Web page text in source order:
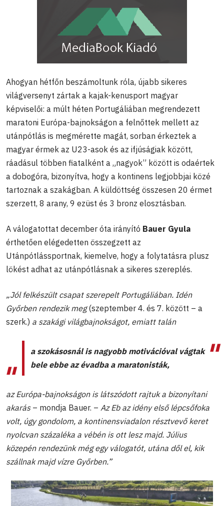
Ahogyan hétfőn beszámoltunk róla, újabb sikeres
világversenyt zártak a kajak-kenusport magyar
képviselői: a múlt héten Portugáliában megrendezett
maratoni Európa-bajnokságon a felnőttek mellett az
utánpótlás is megmérette magát, sorban érkeztek a
magyar érmek az U23-asok és az ifjúságiak között,
ráadásul többen fiatalként a „nagyok” között is odaértek
a dobogóra, bizonyítva, hogy a kontinens legjobbjai közé
tartoznak a szakágban. A küldöttség összesen 20 érmet
szerzett, 8 arany, 9 ezüst és 3 bronz elosztásban.
A válogatottat december óta irányító Bauer Gyula
érthetően elégedetten összegzett az
Utánpótlássportnak, kiemelve, hogy a folytatásra plusz
lökést adhat az utánpótlásnak a sikeres szereplés.
„Jól felkészült csapat szerepelt Portugáliában. Idén
Győrben rendezik meg(szeptember 4. és 7. között – a
szerk.) a szakági világbajnokságot, emiatt talán
a szokásosnál is nagyobb motivációval vágtak
bele ebbe az évadba a maratonisták,
az Európa-bajnokságon is látszódott rajtuk a bizonyítani
akarás – mondja Bauer. – Az Eb az idény első lépcsőfoka
volt, úgy gondolom, a kontinensviadalon résztvevő keret
nyolcvan százaléka a vébén is ott lesz majd. Július
közepén rendezünk még egy válogatót, utána dől el, kik
szállnak majd vízre Győrben.”